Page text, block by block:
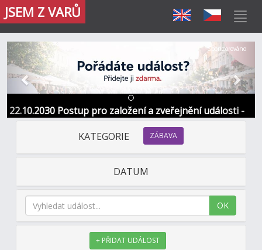
JSEM Z VARŮ
22.10.2030 Postup pro založení a zveřejnění události -
Informace / kontakt
Předchozí Další
Sponzorováno
KATEGORIE ZÁBAVA
DATUM
OK
+ PŘIDAT UDÁLOST